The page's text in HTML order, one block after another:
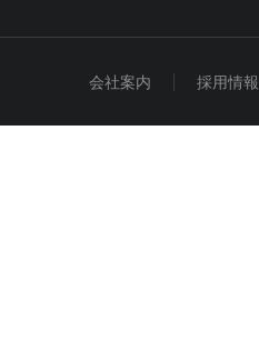
会社案内 採用情報